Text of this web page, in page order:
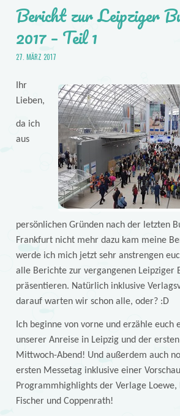
Bericht zur Leipziger
2017 – Teil 1
27. MÄRZ 2017
Ihr
Lieben,
da ich
aus
persönlichen Gründen nach der letzten
Frankfurt nicht mehr dazu kam meine
werde ich mich jetzt sehr anstrengen
alle Berichte zur vergangenen Leipziger
präsentieren. Natürlich inklusive
darauf warten wir schon alle, oder? :D
Ich beginne von vorne und erzähle euch
unserer Anreise in Leipzig und der
Mittwoch-Abend! Und außerdem auch
ersten Messetag inklusive einer
Programmhighlights der Verlage Loewe,
Fischer und Coppenrath!